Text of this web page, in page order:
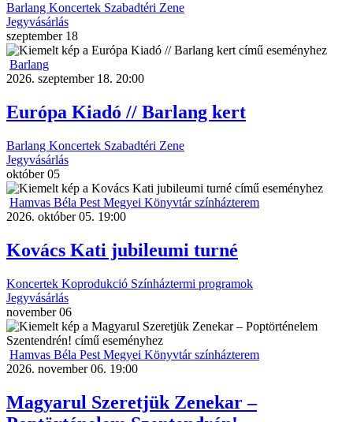
Barlang Koncertek Szabadtéri Zene
Jegyvásárlás
szeptember 18
Barlang
2026. szeptember 18. 20:00
Európa Kiadó // Barlang kert
Barlang Koncertek Szabadtéri Zene
Jegyvásárlás
október 05
Hamvas Béla Pest Megyei Könyvtár színházterem
2026. október 05. 19:00
Kovács Kati jubileumi turné
Koncertek Koprodukció Színháztermi programok
Jegyvásárlás
november 06
Hamvas Béla Pest Megyei Könyvtár színházterem
2026. november 06. 19:00
Magyarul Szeretjük Zenekar –